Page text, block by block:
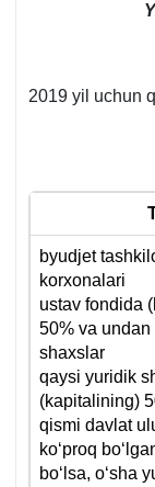
2019 yil uchun
byudjet
korхonalari
ustav fondida
50% va undan
shaхslar
qaysi yuridik
(kapitalining)
qismi davlat
koʻproq
boʻlsa, oʻsha